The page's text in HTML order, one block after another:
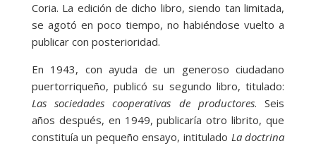
Coria. La edición de dicho libro, siendo tan limitada,
se agotó en poco tiempo, no habiéndose vuelto a
publicar con posterioridad.
En 1943, con ayuda de un generoso ciudadano
puertorriqueño, publicó su segundo libro, titulado:
Las sociedades cooperativas de productores. Seis
años después, en 1949, publicaría otro librito, que
constituía un pequeño ensayo, intitulado La doctrina